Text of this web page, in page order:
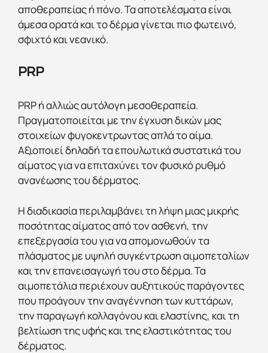
αποθεραπείας ή πόνο. Τα αποτελέσματα είναι
άμεσα ορατά και το δέρμα γίνεται πιο φωτεινό,
σφιχτό και νεανικό.
PRP
PRP ή αλλιώς αυτόλογη μεσοθεραπεία.
Πραγματοποιείται με την έγχυση δικών μας
στοιχείων φυγοκεντρωντας απλά το αίμα.
Αξιοποιεί δηλαδή τα επουλωτικά συστατικά του
αίματος για να επιταχύνει τον φυσικό ρυθμό
ανανέωσης του δέρματος.
Η διαδικασία περιλαμβάνει τη λήψη μιας μικρής
ποσότητας αίματος από τον ασθενή, την
επεξεργασία του για να απομονωθούν τα
πλάσματος με υψηλή συγκέντρωση αιμοπεταλίων
και την επανεισαγωγή του στο δέρμα. Τα
αιμοπετάλια περιέχουν αυξητικούς παράγοντες
που προάγουν την αναγέννηση των κυττάρων,
την παραγωγή κολλαγόνου και ελαστίνης, και τη
βελτίωση της υφής και της ελαστικότητας του
δέρματος.